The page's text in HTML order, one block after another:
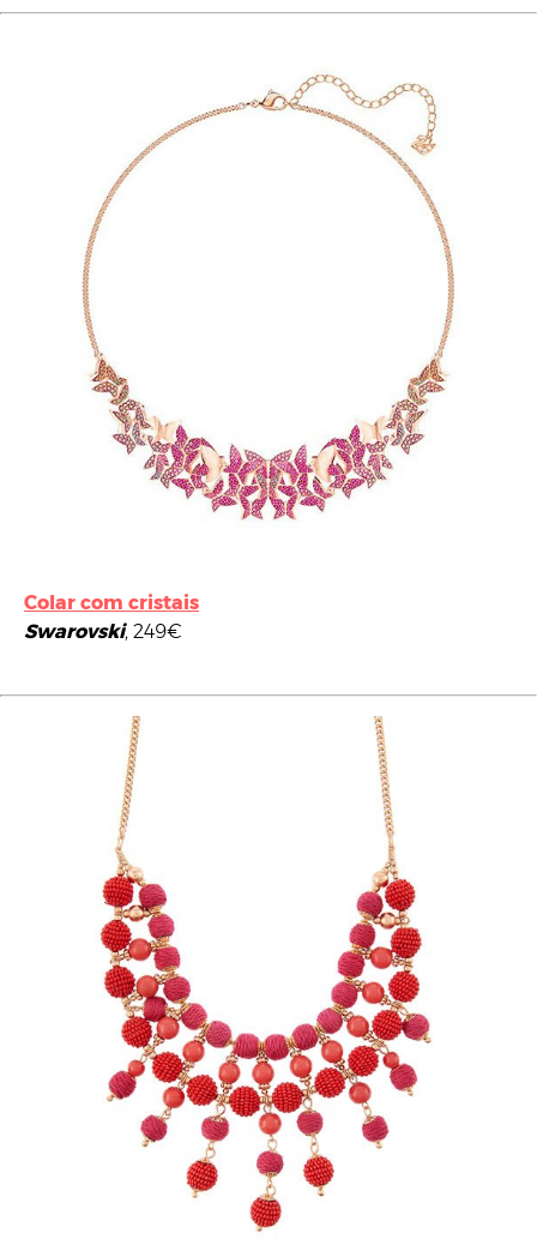
Colar com cristais
Swarovski, 249€